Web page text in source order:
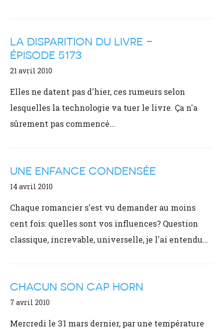
LA DISPARITION DU LIVRE –
ÉPISODE 5173
21 avril 2010
Elles ne datent pas d'hier, ces rumeurs selon
lesquelles la technologie va tuer le livre. Ça n'a
sûrement pas commencé…
UNE ENFANCE CONDENSÉE
14 avril 2010
Chaque romancier s'est vu demander au moins
cent fois: quelles sont vos influences? Question
classique, increvable, universelle, je l'ai entendu…
CHACUN SON CAP HORN
7 avril 2010
Mercredi le 31 mars dernier, par une température